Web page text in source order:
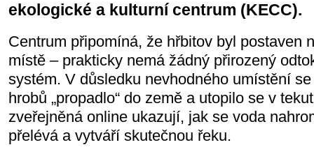
ekologické a kulturní centrum (KECC).
Centrum připomíná, že hřbitov byl postaven
místě – prakticky nemá žádný přirozený
systém. V důsledku nevhodného umístění
hrobů „propadlo“ do země a utopilo se v
zveřejněná online ukazují, jak se voda
přelévá a vytváří skutečnou řeku.